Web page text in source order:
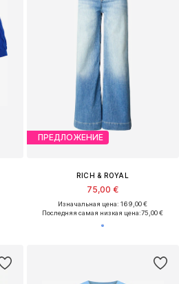
ПРЕДЛОЖЕНИЕ
RICH & ROYAL
75,00 €
Изначальная цена: 169,00 €
Последняя самая низкая цена:75,00 €